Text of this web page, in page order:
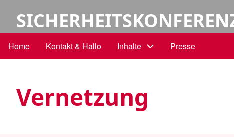
main
content
User
account
Main
Home Kontakt & Hallo Inhalte Presse
Vernetzung